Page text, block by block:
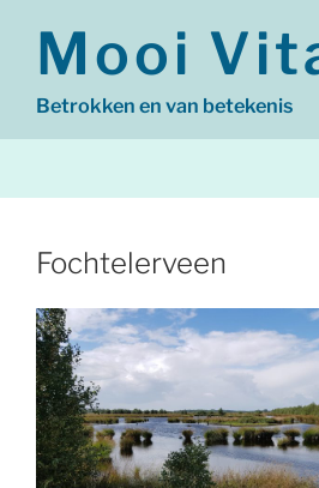
inhoud
Mooi
Betrokken en van betekenis
Fochtelerveen